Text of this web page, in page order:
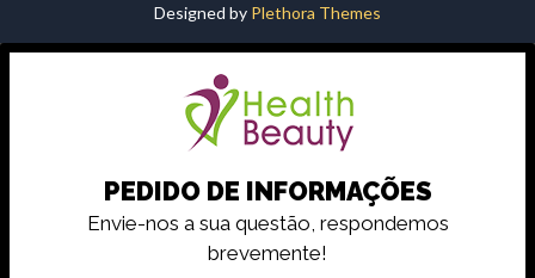
Designed by Plethora Themes
PEDIDO DE INFORMAÇÕES
Envie-nos a sua questão, respondemos
brevemente!